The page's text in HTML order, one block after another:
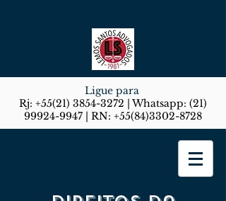
Ligue para
Rj: +55(21) 3854-3272 | Whatsapp: (21)
99924-9947 | RN: +55(84)3302-8728